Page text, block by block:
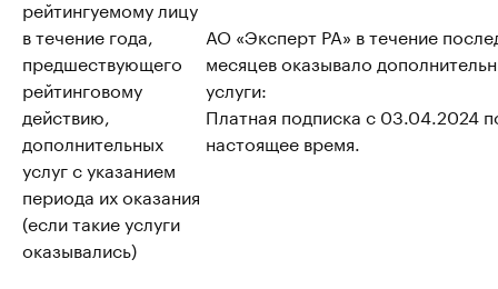
рейтингуемому лицу
в течение года,
предшествующего
рейтинговому
действию,
дополнительных
услуг с указанием
периода их оказания
(если такие услуги
оказывались)
АО «Эксперт РА» в течение
месяцев оказывало
услуги:
Платная подписка с 03.04.2024
настоящее время.